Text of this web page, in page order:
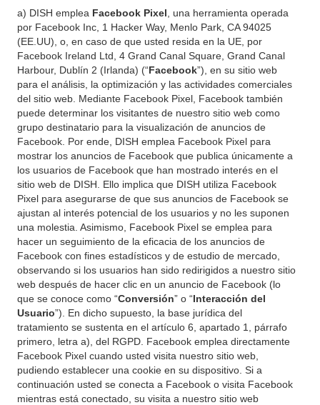
a) DISH emplea Facebook Pixel , una herramienta operada
por Facebook Inc, 1 Hacker Way, Menlo Park, CA 94025
(EE.UU), o, en caso de que usted resida en la UE, por
Facebook Ireland Ltd, 4 Grand Canal Square, Grand Canal
Harbour, Dublín 2 (Irlanda) (“Facebook”), en su sitio web
para el análisis, la optimización y las actividades comerciales
del sitio web. Mediante Facebook Pixel, Facebook también
puede determinar los visitantes de nuestro sitio web como
grupo destinatario para la visualización de anuncios de
Facebook. Por ende, DISH emplea Facebook Pixel para
mostrar los anuncios de Facebook que publica únicamente a
los usuarios de Facebook que han mostrado interés en el
sitio web de DISH. Ello implica que DISH utiliza Facebook
Pixel para asegurarse de que sus anuncios de Facebook se
ajustan al interés potencial de los usuarios y no les suponen
una molestia. Asimismo, Facebook Pixel se emplea para
hacer un seguimiento de la eficacia de los anuncios de
Facebook con fines estadísticos y de estudio de mercado,
observando si los usuarios han sido redirigidos a nuestro sitio
web después de hacer clic en un anuncio de Facebook (lo
que se conoce como “Conversión” o “Interacción del
Usuario”). En dicho supuesto, la base jurídica del
tratamiento se sustenta en el artículo 6, apartado 1, párrafo
primero, letra a), del RGPD. Facebook emplea directamente
Facebook Pixel cuando usted visita nuestro sitio web,
pudiendo establecer una cookie en su dispositivo. Si a
continuación usted se conecta a Facebook o visita Facebook
mientras está conectado, su visita a nuestro sitio web